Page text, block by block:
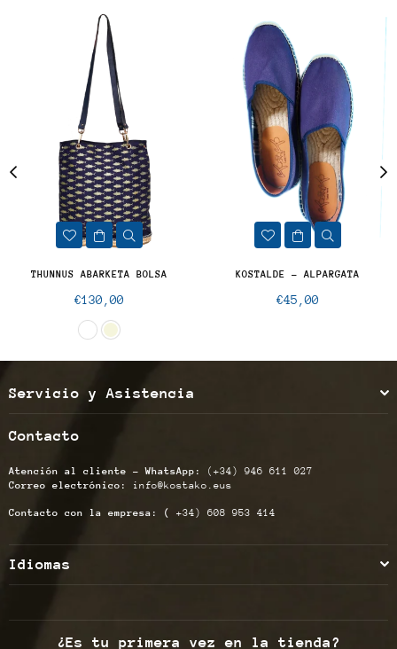
THUNNUS ABARKETA BOLSA
Precio
€130,00
KOSTALDE - ALPARGATA
Precio
€45,00
Servicio y Asistencia
Contacto
Atención al cliente - WhatsApp: (+34) 946 611 027
Correo electrónico:
info@kostako.eus
Contacto con la empresa: ( +34) 608 953 414
Idiomas
¿Es tu primera vez en la tienda?